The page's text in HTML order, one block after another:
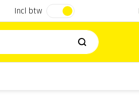
Incl btw